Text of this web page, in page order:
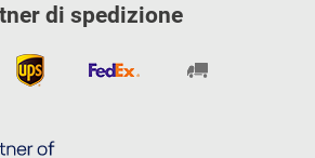
di spedizione